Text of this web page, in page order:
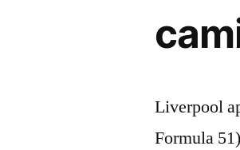
Liverpool
Formula